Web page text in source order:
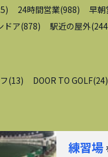
) 24時間営業(988) 早朝
ドア(878) 駅近の屋外(244
(13) DOOR TO GOLF(24)
練習場